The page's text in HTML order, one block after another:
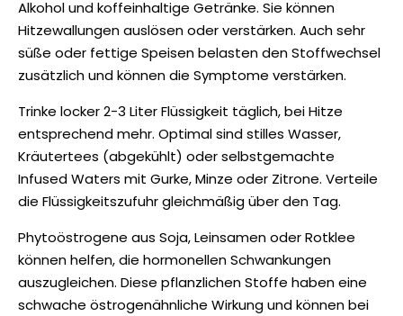
Alkohol und koffeinhaltige Getränke. Sie können
Hitzewallungen auslösen oder verstärken. Auch sehr
süße oder fettige Speisen belasten den Stoffwechsel
zusätzlich und können die Symptome verstärken.
Trinke locker 2-3 Liter Flüssigkeit täglich, bei Hitze
entsprechend mehr. Optimal sind stilles Wasser,
Kräutertees (abgekühlt) oder selbstgemachte
Infused Waters mit Gurke, Minze oder Zitrone. Verteile
die Flüssigkeitszufuhr gleichmäßig über den Tag.
Phytoöstrogene aus Soja, Leinsamen oder Rotklee
können helfen, die hormonellen Schwankungen
auszugleichen. Diese pflanzlichen Stoffe haben eine
schwache östrogenähnliche Wirkung und können bei